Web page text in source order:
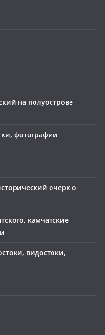
на полуострове
фотографии
очерк о
камчатские
видостоки,